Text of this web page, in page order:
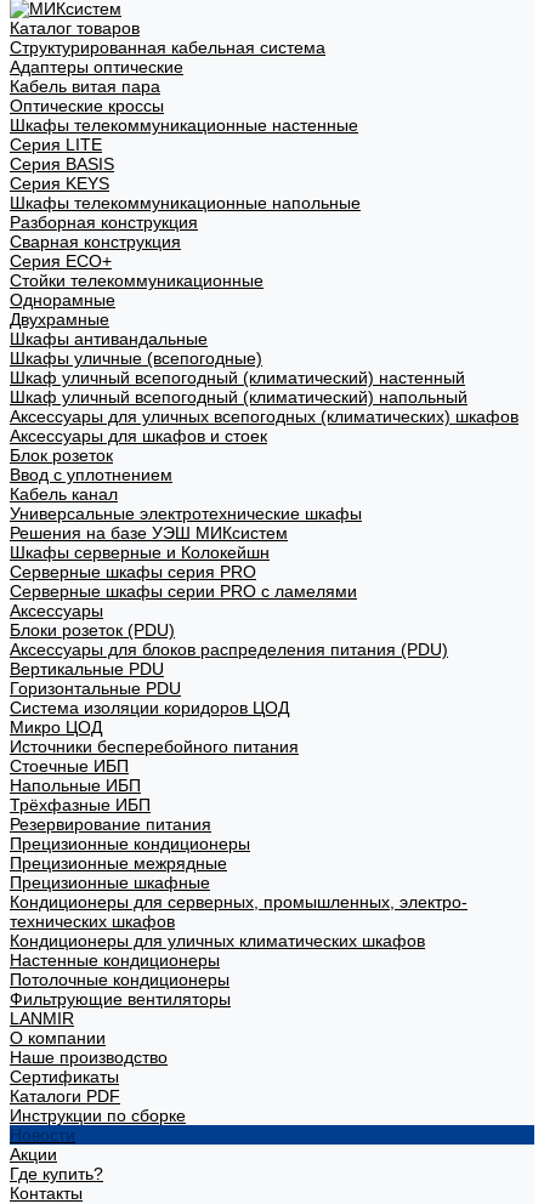
Каталог товаров
Структурированная кабельная система
Адаптеры оптические
Кабель витая пара
Оптические кроссы
Шкафы телекоммуникационные настенные
Cерия LITE
Cерия BASIS
Cерия KEYS
Шкафы телекоммуникационные напольные
Разборная конструкция
Сварная конструкция
Серия ECO+
Стойки телекоммуникационные
Однорамные
Двухрамные
Шкафы антивандальные
Шкафы уличные (всепогодные)
Шкаф уличный всепогодный (климатический) настенный
Шкаф уличный всепогодный (климатический) напольный
Аксессуары для уличных всепогодных (климатических) шкафов
Аксессуары для шкафов и стоек
Блок розеток
Ввод с уплотнением
Кабель канал
Универсальные электротехнические шкафы
Решения на базе УЭШ МИКсистем
Шкафы серверные и Колокейшн
Серверные шкафы серия PRO
Серверные шкафы серии PRO с ламелями
Аксессуары
Блоки розеток (PDU)
Аксессуары для блоков распределения питания (PDU)
Вертикальные PDU
Горизонтальные PDU
Система изоляции коридоров ЦОД
Микро ЦОД
Источники бесперебойного питания
Стоечные ИБП
Напольные ИБП
Трёхфазные ИБП
Резервирование питания
Прецизионные кондиционеры
Прецизионные межрядные
Прецизионные шкафные
Кондиционеры для серверных, промышленных, электро-
технических шкафов
Кондиционеры для уличных климатических шкафов
Настенные кондиционеры
Потолочные кондиционеры
Фильтрующие вентиляторы
LANMIR
О компании
Наше производство
Сертификаты
Каталоги PDF
Инструкции по сборке
Новости
Акции
Где купить?
Контакты